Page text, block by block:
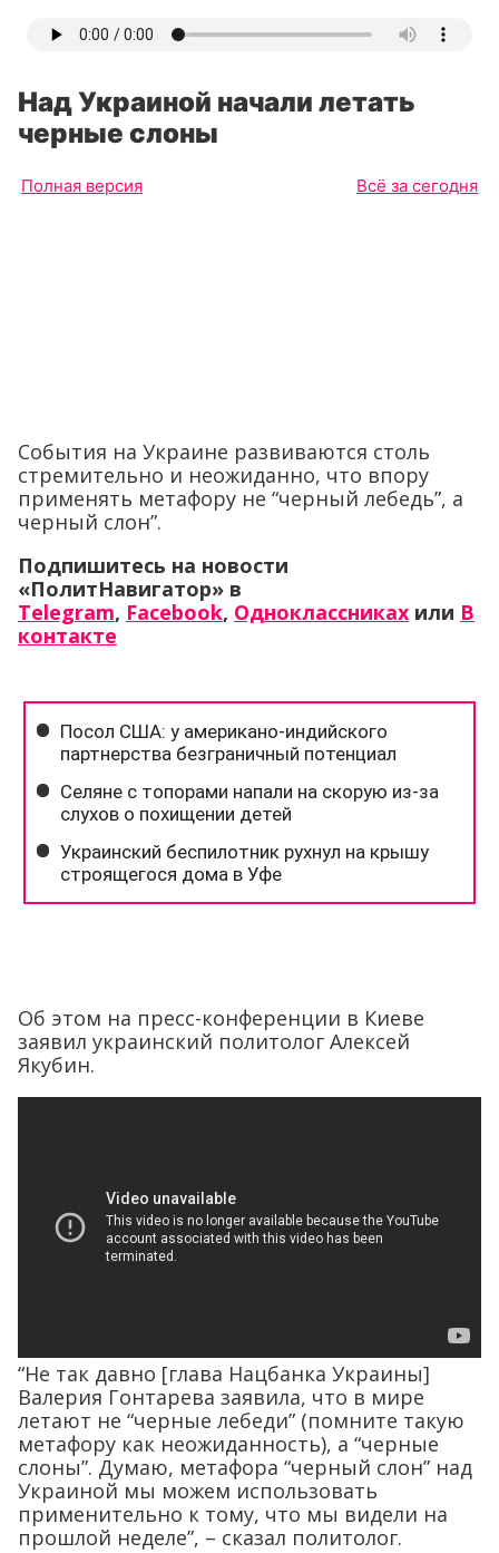
Над Украиной начали летать
черные слоны
Полная версия Всё за сегодня
События на Украине развиваются столь
стремительно и неожиданно, что впору
применять метафору не “черный лебедь”, а
черный слон”.
Подпишитесь на новости
«ПолитНавигатор» в
Telegram, Facebook, Одноклассниках или В
контакте
Об этом на пресс-конференции в Киеве
заявил украинский политолог Алексей
Якубин.
“Не так давно [глава Нацбанка Украины]
Валерия Гонтарева заявила, что в мире
летают не “черные лебеди” (помните такую
метафору как неожиданность), а “черные
слоны”. Думаю, метафора “черный слон” над
Украиной мы можем использовать
применительно к тому, что мы видели на
прошлой неделе”, – сказал политолог.